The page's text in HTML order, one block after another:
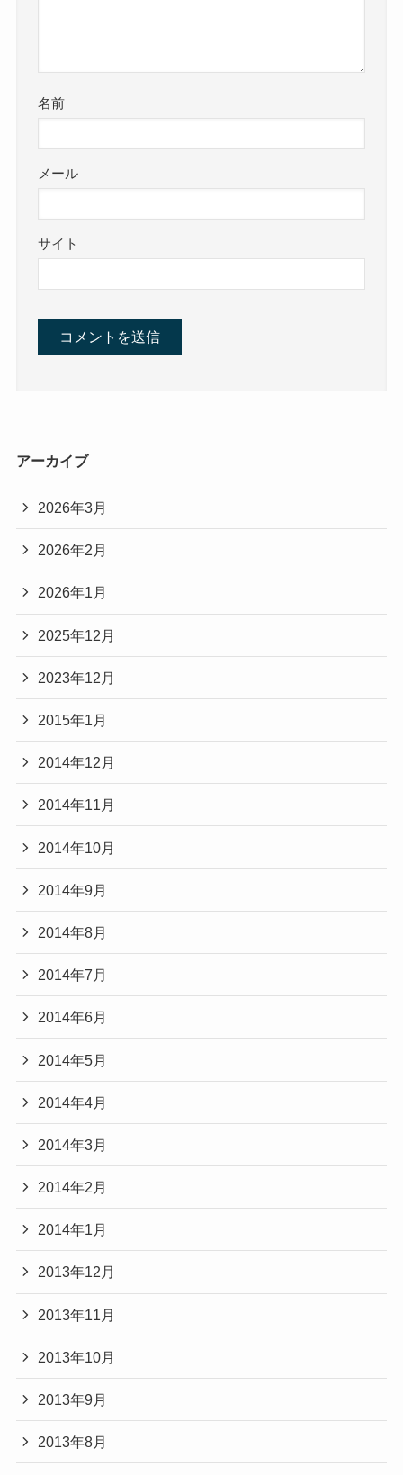
名前
メール
サイト
アーカイブ
2026年3月
2026年2月
2026年1月
2025年12月
2023年12月
2015年1月
2014年12月
2014年11月
2014年10月
2014年9月
2014年8月
2014年7月
2014年6月
2014年5月
2014年4月
2014年3月
2014年2月
2014年1月
2013年12月
2013年11月
2013年10月
2013年9月
2013年8月